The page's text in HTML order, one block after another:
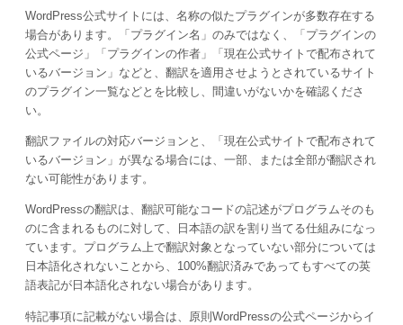
WordPress公式サイトには、名称の似たプラグインが多数存在する
場合があります。「プラグイン名」のみではなく、「プラグインの
公式ページ」「プラグインの作者」「現在公式サイトで配布されて
いるバージョン」などと、翻訳を適用させようとされているサイト
のプラグイン一覧などとを比較し、間違いがないかを確認くださ
い。
翻訳ファイルの対応バージョンと、「現在公式サイトで配布されて
いるバージョン」が異なる場合には、一部、または全部が翻訳され
ない可能性があります。
WordPressの翻訳は、翻訳可能なコードの記述がプログラムそのも
のに含まれるものに対して、日本語の訳を割り当てる仕組みになっ
ています。プログラム上で翻訳対象となっていない部分については
日本語化されないことから、100%翻訳済みであってもすべての英
語表記が日本語化されない場合があります。
特記事項に記載がない場合は、原則WordPressの公式ページからイ